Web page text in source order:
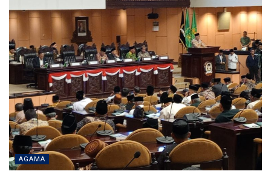
AGAMA